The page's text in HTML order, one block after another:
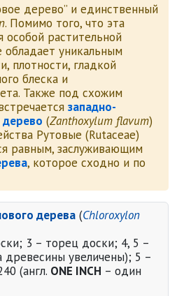
дерево” и единственный
. Помимо того, что эта
особой растительной
уникальным
плотности, гладкой
блеска и
Также под схожим
западно-
дерево (Zanthoxylum flavum)
Рутовые (Rutaceae)
равным, заслуживающим
, которое сходно и по
дерева (Chloroxylon
3 – торец доски; 4, 5 –
древесины увеличены); 5 –
(англ. ONE INCH – один